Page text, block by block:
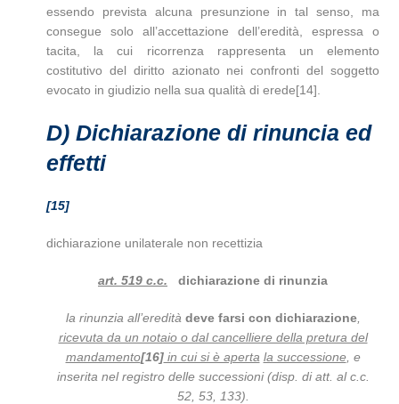
essendo prevista alcuna presunzione in tal senso, ma
consegue solo all’accettazione dell’eredità, espressa o
tacita, la cui ricorrenza rappresenta un elemento
costitutivo del diritto azionato nei confronti del soggetto
evocato in giudizio nella sua qualità di erede[14].
D) Dichiarazione di rinuncia ed
effetti
[15]
dichiarazione unilaterale non recettizia
art. 519 c.c. dichiarazione di rinunzia
la rinunzia all’eredità deve farsi con dichiarazione,
ricevuta da un notaio o dal cancelliere della pretura del
mandamento[16]in cui si è aperta la successione, e
inserita nel registro delle successioni (disp. di att. al c.c.
52, 53, 133).